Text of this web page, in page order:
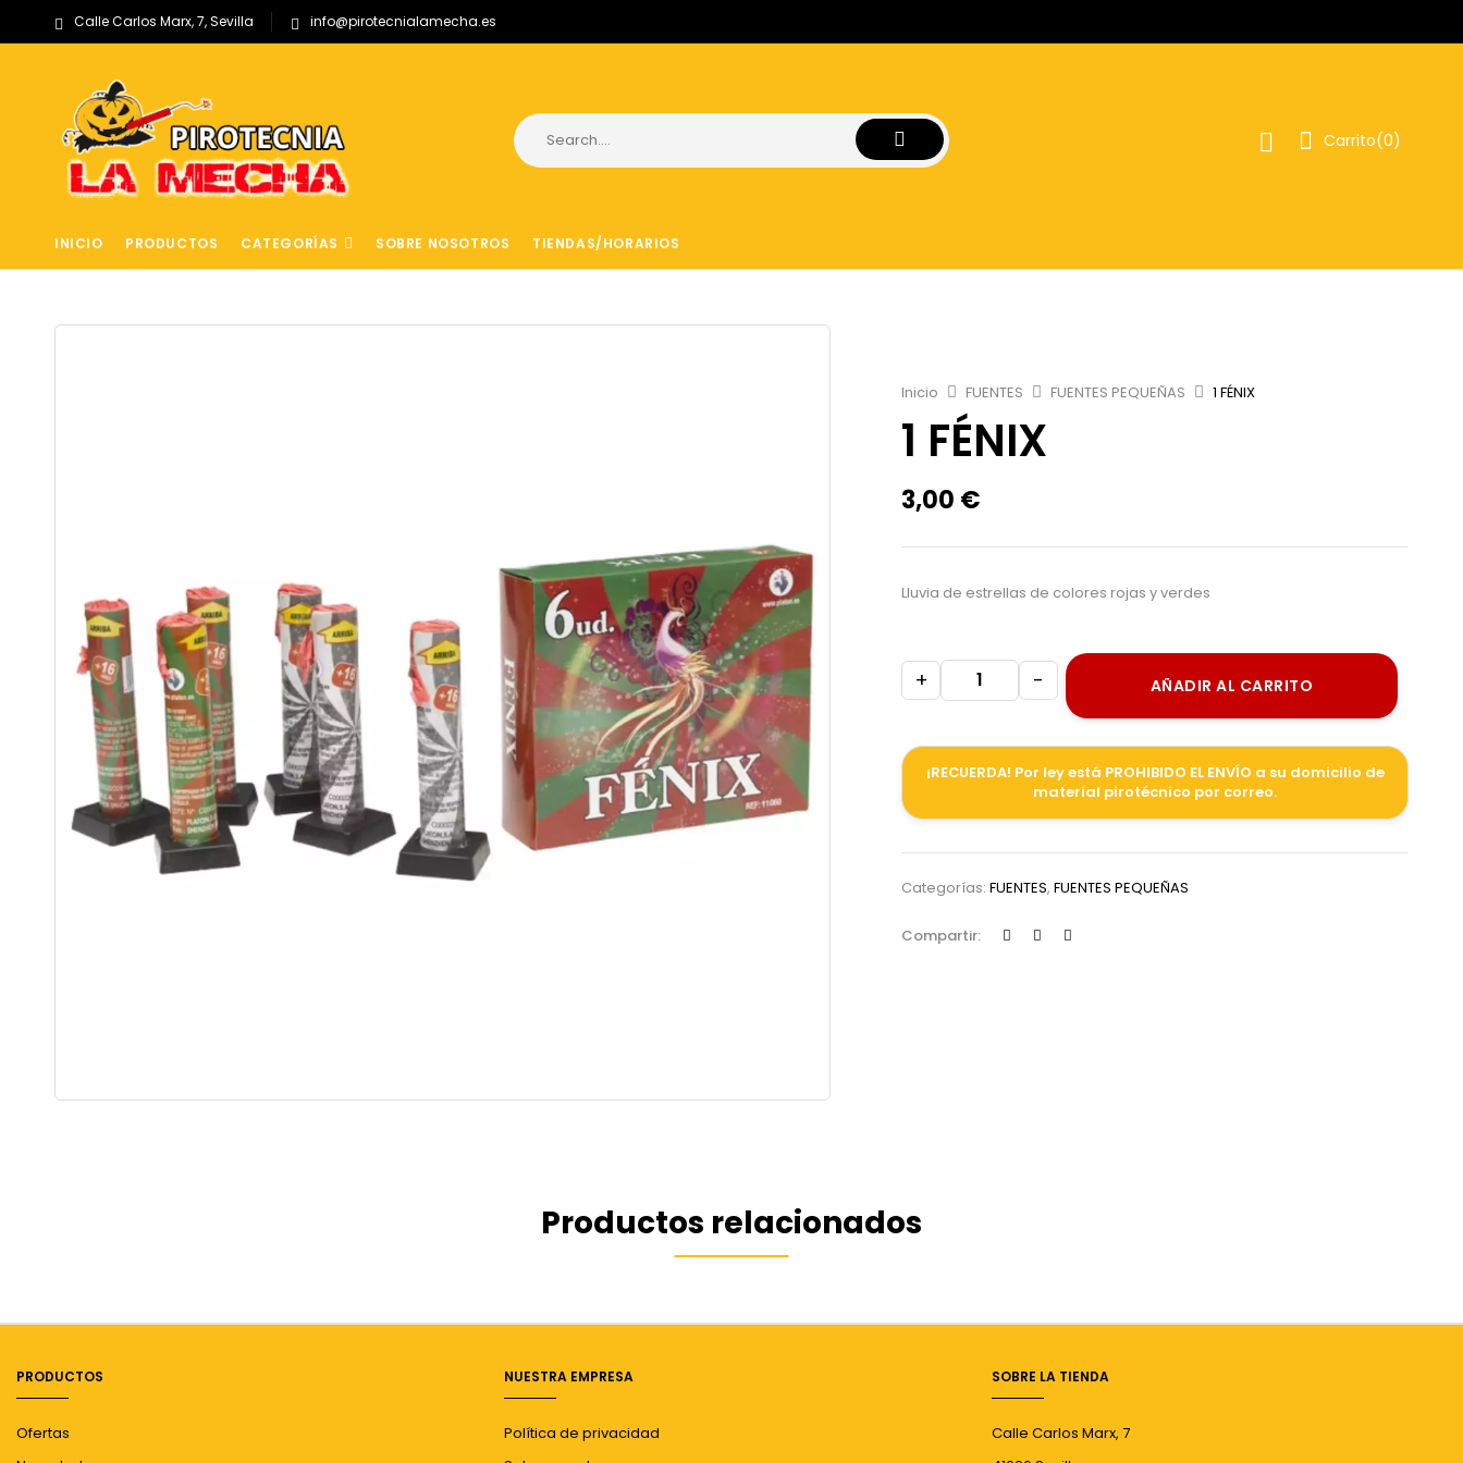
Calle Carlos Marx, 7, Sevilla info@pirotecnialamecha.es
Carrito(0)
INICIO PRODUCTOS CATEGORÍAS SOBRE NOSOTROS TIENDAS/HORARIOS
Inicio FUENTES FUENTES PEQUEÑAS 1 FÉNIX
1 FÉNIX
3,00 €
Lluvia de estrellas de colores rojas y verdes
+ - AÑADIR AL CARRITO
¡RECUERDA! Por ley está PROHIBIDO EL ENVÍO a su domicilio de
material pirotécnico por correo.
Categorías:FUENTES,FUENTES PEQUEÑAS
Compartir:
Productos relacionados
PRODUCTOS
Ofertas
NUESTRA EMPRESA
Política de privacidad
SOBRE LA TIENDA
Calle Carlos Marx, 7